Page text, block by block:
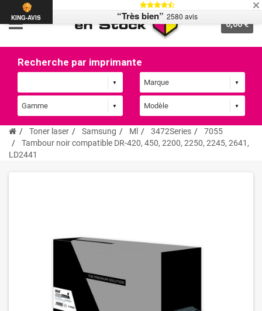
0,00 €
Recherche par imprimante
Toner laser Samsung Ml 3472Series
7055
Tambour noir compatible DR-420, 450, 2200, 2250, 2245, 2641,
LD2441
KING-AVIS “Très bien” 2580 avis